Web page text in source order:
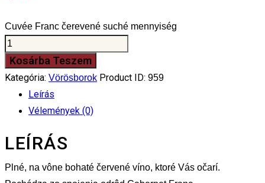
Cuvée Franc čerevené suché mennyiség
Kosárba Teszem
Kategória: Vörösborok Product ID: 959
Leírás
Vélemények (0)
LEÍRÁS
Plné, na vône bohaté červené víno, ktoré Vás očarí.